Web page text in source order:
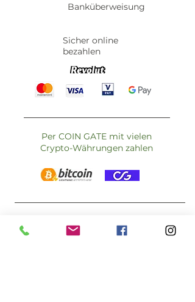
Banküberweisung
Sicher online
bezahlen
Per COIN GATE mit vielen
Crypto-Währungen zahlen
VERSANDKOSTEN